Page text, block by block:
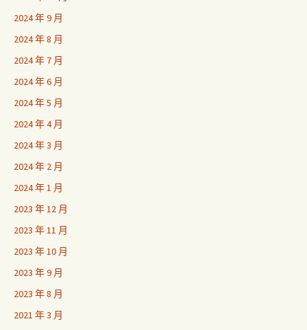
2024 年 9 月
2024 年 8 月
2024 年 7 月
2024 年 6 月
2024 年 5 月
2024 年 4 月
2024 年 3 月
2024 年 2 月
2024 年 1 月
2023 年 12 月
2023 年 11 月
2023 年 10 月
2023 年 9 月
2023 年 8 月
2021 年 3 月